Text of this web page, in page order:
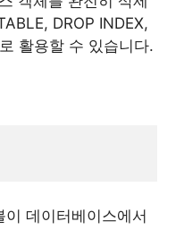
DROP INDEX,
활용할 수 있습니다.
데이터베이스에서